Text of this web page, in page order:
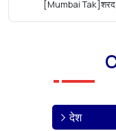
[Mumbai Tak]शरद
देश